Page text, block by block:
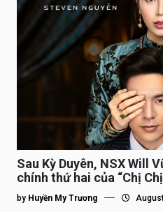
Sau Kỳ Duyên, NSX Will
chính thứ hai của “Chị Chị
by Huyền My Trương